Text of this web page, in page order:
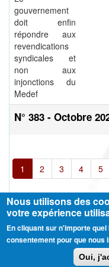
gouvernement
doit enfin
répondre aux
revendications
syndicales et
non aux
injonctions du
Medef
N° 383 - Octobre
1 2 3 4 5
Ⓒ CGT Fédération THCB -
Nous utilisons des
votre expérience
En cliquant sur n'importe
consentement pour que nous
Oui,